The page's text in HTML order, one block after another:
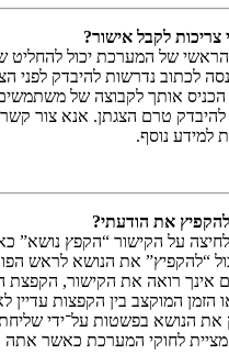
צריכות לקבל אישור?
של המערכת יכול להחליט
לכתוב נדרשות להיבדק לפני
אותך לקבוצה של
להיבדק טרם הצגתן. אנא צור
למידע נוסף.
להקפיץ את הודעתי?
לחיצה על הקישור “הקפץ נושא”
“להקפיץ” את הנושא לראש
אינך רואה את הקישור, הקפצת
הזמן המוקצב בין הקפצות עדיין
את הנושא בפשטות על־ידי שליחת
לחוקי המערכת כאשר אתה